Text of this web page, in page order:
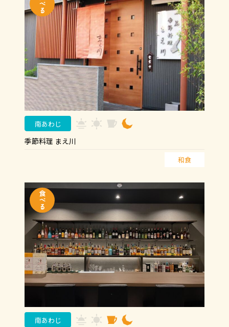
南あわじ
季節料理 まえ川
和食
南あわじ